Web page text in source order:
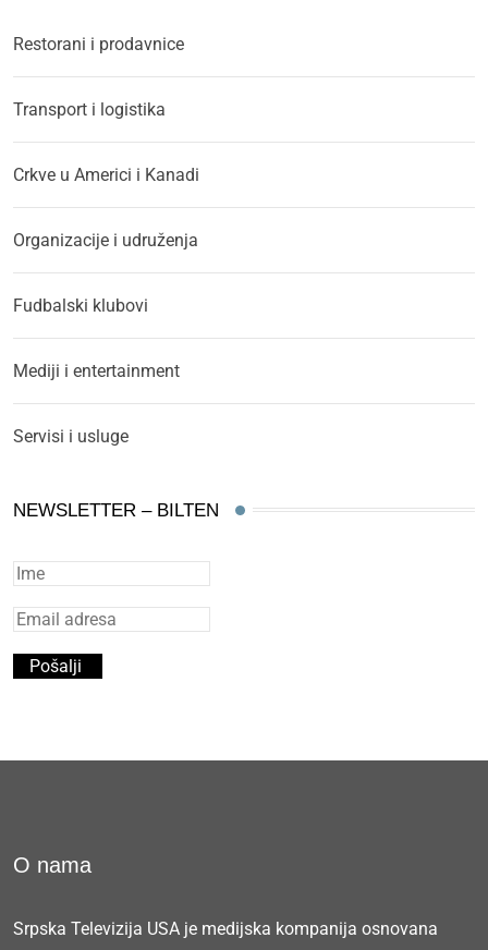
Restorani i prodavnice
Transport i logistika
Crkve u Americi i Kanadi
Organizacije i udruženja
Fudbalski klubovi
Mediji i entertainment
Servisi i usluge
NEWSLETTER – BILTEN
O nama
Srpska Televizija USA je medijska kompanija osnovana